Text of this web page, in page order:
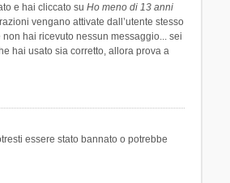
e hai cliccato su Ho meno di 13 anni
vengano attivate dall’utente stesso
hai ricevuto nessun messaggio... sei
hai usato sia corretto, allora prova a
essere stato bannato o potrebbe